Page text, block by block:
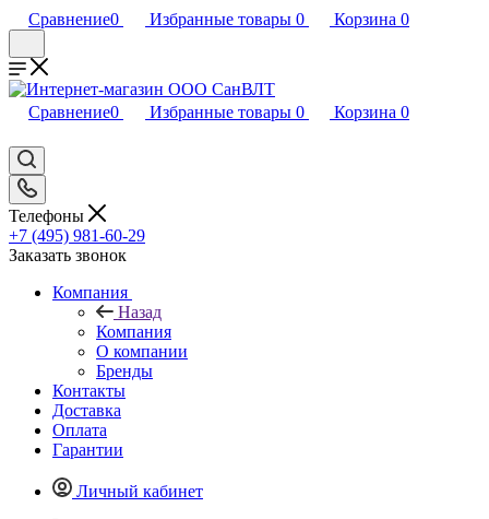
Сравнение0 Избранные товары 0 Корзина 0
Сравнение0 Избранные товары 0 Корзина 0
Телефоны
+7 (495) 981-60-29
Заказать звонок
Компания
Назад
Компания
О компании
Бренды
Контакты
Доставка
Оплата
Гарантии
Личный кабинет